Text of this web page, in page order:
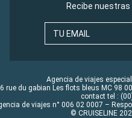
Recibe
TU EMAIL
Agencia de viajes
rue du gabian Les flots bleus MC 98
contact tel :
de viajes n° 006 02 0007 –
© CRUISELINE